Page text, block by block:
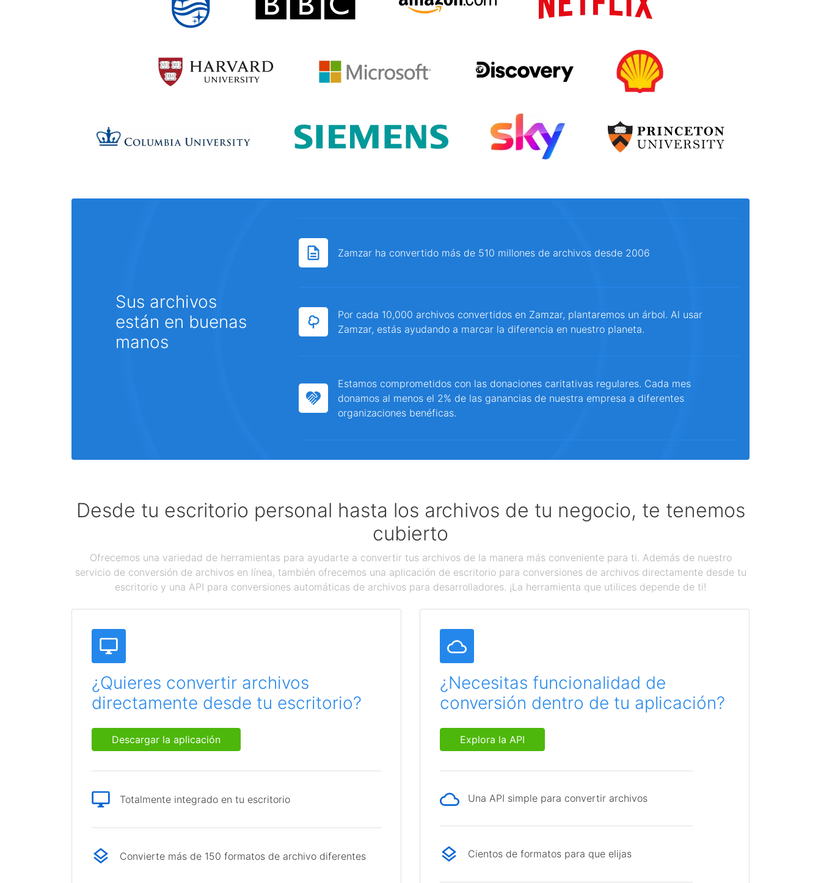
Sus archivos
están en buenas
manos
Zamzar ha convertido más de 510 millones de archivos desde 2006
Por cada 10,000 archivos convertidos en Zamzar, plantaremos un árbol. Al usar
Zamzar, estás ayudando a marcar la diferencia en nuestro planeta.
Estamos comprometidos con las donaciones caritativas regulares. Cada mes
donamos al menos el 2% de las ganancias de nuestra empresa a diferentes
organizaciones benéficas.
Desde tu escritorio personal hasta los archivos de tu negocio, te tenemos
cubierto
Ofrecemos una variedad de herramientas para ayudarte a convertir tus archivos de la manera más conveniente para ti. Además de nuestro
servicio de conversión de archivos en línea, también ofrecemos una aplicación de escritorio para conversiones de archivos directamente desde tu
escritorio y una API para conversiones automáticas de archivos para desarrolladores. ¡La herramienta que utilices depende de ti!
¿Quieres convertir archivos
directamente desde tu escritorio?
Descargar la aplicación
Totalmente integrado en tu escritorio
Convierte más de 150 formatos de archivo diferentes
¿Necesitas funcionalidad de
conversión dentro de tu aplicación?
Explora la API
Una API simple para convertir archivos
Cientos de formatos para que elijas